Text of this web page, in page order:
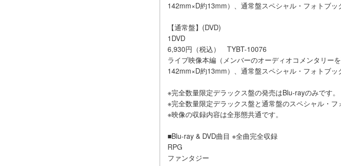
142mm×D約13mm）、通常盤スペシャル・フォトブッ
【通常盤】(DVD)
1DVD
6,930円（税込） TYBT-10076
ライブ映像本編（メンバーのオーディオコメンタリー
142mm×D約13mm）、通常盤スペシャル・フォトブッ
※完全数量限定デラックス盤の発売はBlu-rayのみです。
※完全数量限定デラックス盤と通常盤のスペシャル・フ
※映像の収録内容は全形態共通です。
■Blu-ray & DVD曲目 ※全曲完全収録
RPG
ファンタジー